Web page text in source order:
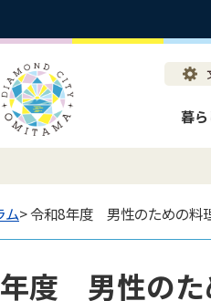
暮
ム> 令和8年度 男性のための料
度 男性のた